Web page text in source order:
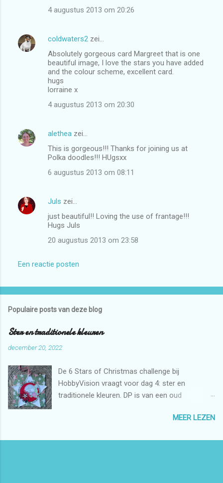
4 augustus 2013 om 20:26
coldwaters2 zei…
Absolutely gorgeous card Margreet that is one
beautiful image, I love the stars you have added
and the colour scheme, excellent card.
hugs
lorraine x
4 augustus 2013 om 20:30
alethea zei…
This is gorgeous!!! Thanks for joining us at
Polka doodles!!! HUgsxx
6 augustus 2013 om 08:11
Juls zei…
just beautiful!! Loving the use of frantage!!!
Hugs Juls
20 augustus 2013 om 23:58
Een reactie posten
Populaire posts van deze blog
Ster en traditionele kleuren
december 20, 2022
De 6 Stars of Christmas challenge bij
HobbyVision vraagt voor dag 4: ster en
traditionele kleuren. DP is van een oud
cardstock en een mal van Dutch Doobadoo.
Daarna de Fijne Feestdagen cirkelstans van
MEER LEZEN